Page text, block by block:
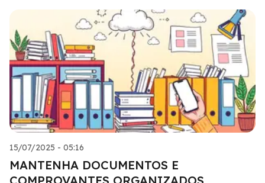
15/07/2025 - 05:16
MANTENHA DOCUMENTOS E